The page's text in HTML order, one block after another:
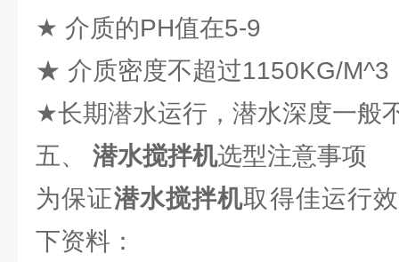
★ 介质的PH值在5-9
★ 介质密度不超过1150KG/M^3
★长期潜水运行，潜水深度一般
五、 潜水搅拌机选型注意事项
为保证潜水搅拌机取得佳运行
下资料：